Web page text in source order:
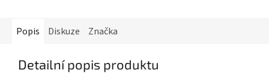
Popis Diskuze Značka
Detailní popis produktu